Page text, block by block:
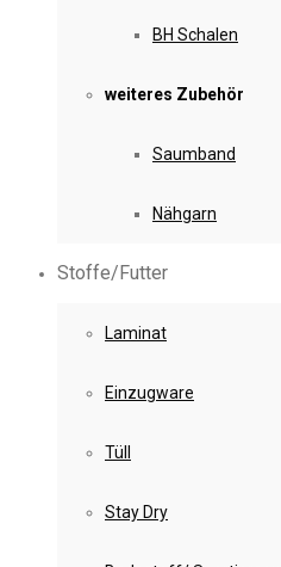
BH Schalen
weiteres Zubehör
Saumband
Nähgarn
Stoffe/Futter
Laminat
Einzugware
Tüll
Stay Dry